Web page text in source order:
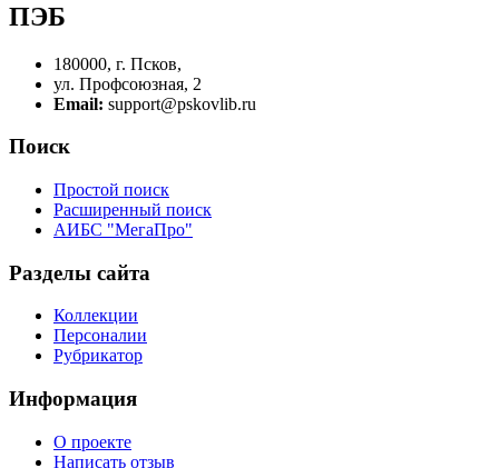
ПЭБ
180000, г. Псков,
ул. Профсоюзная, 2
Email: support@pskovlib.ru
Поиск
Простой поиск
Расширенный поиск
АИБС "МегаПро"
Разделы сайта
Коллекции
Персоналии
Рубрикатор
Информация
О проекте
Написать отзыв